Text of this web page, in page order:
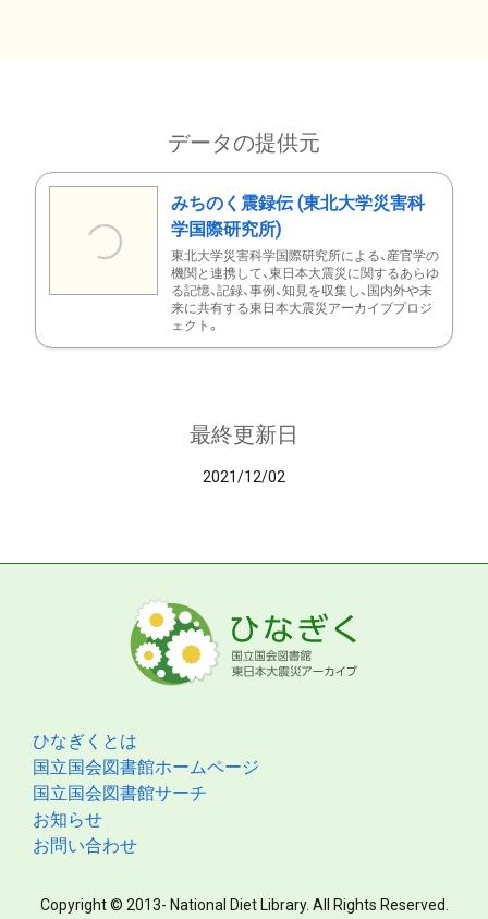
データの提供元
みちのく震録伝 (東北大学災害科
学国際研究所)
東北大学災害科学国際研究所による、産官学の
機関と連携して、東日本大震災に関するあらゆ
る記憶、記録、事例、知見を収集し、国内外や未
来に共有する東日本大震災アーカイブプロジ
ェクト。
最終更新日
2021/12/02
ひなぎくとは
国立国会図書館ホームページ
国立国会図書館サーチ
お知らせ
お問い合わせ
Copyright © 2013- National Diet Library. All Rights Reserved.